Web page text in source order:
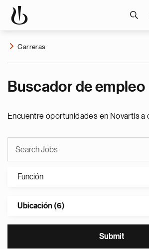
Carreras
Buscador de empleo
Encuentre oportunidades en Novartis a
Función
Ubicación (6)